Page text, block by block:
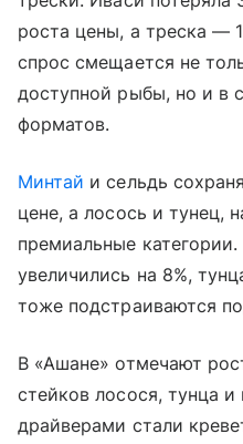
роста цены, а треска —
спрос смещается не
доступной рыбы, но и в
форматов.
Минтай и сельдь
цене, а лосось и тунец,
премиальные
увеличились на 8%,
тоже подстраиваются
В «Ашане» отмечают
стейков лосося, тунца
драйверами стали